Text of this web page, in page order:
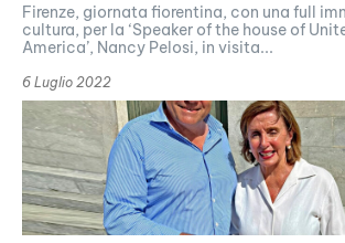
Firenze, giornata fiorentina, con una full
cultura, per la ‘Speaker of the house of
America’, Nancy Pelosi, in visita...
6 Luglio 2022